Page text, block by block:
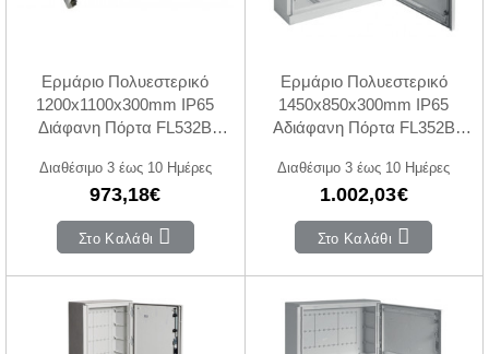
Ερμάριο Πολυεστερικό
1200x1100x300mm IP65
Διάφανη Πόρτα FL532B
Διαθέσιμο 3 έως 10 Ημέρες
973,18€
Στο Καλάθι
Ερμάριο Πολυεστερικό
1450x850x300mm IP65
Αδιάφανη Πόρτα FL352B
Διαθέσιμο 3 έως 10 Ημέρες
1.002,03€
Στο Καλάθι